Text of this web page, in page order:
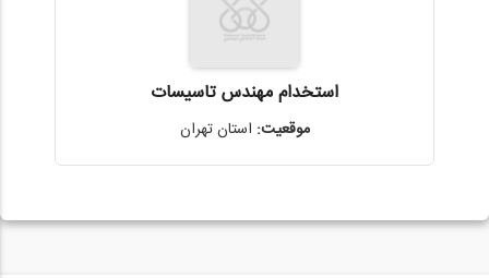
استخدام مهندس تاسیسات
موقعیت: استان تهران